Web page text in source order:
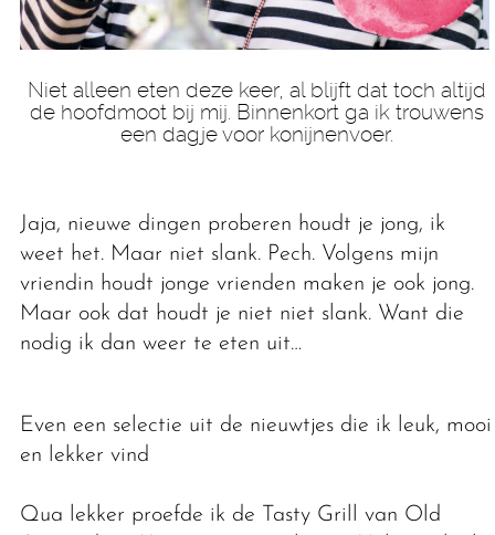
Niet alleen eten deze keer, al blijft dat toch altijd
de hoofdmoot bij mij. Binnenkort ga ik trouwens
een dagje voor konijnenvoer.
Jaja, nieuwe dingen proberen houdt je jong, ik
weet het. Maar niet slank. Pech. Volgens mijn
vriendin houdt jonge vrienden maken je ook jong.
Maar ook dat houdt je niet niet slank. Want die
nodig ik dan weer te eten uit…
Even een selectie uit de nieuwtjes die ik leuk, mooi
en lekker vind
Qua lekker proefde ik de Tasty Grill van Old